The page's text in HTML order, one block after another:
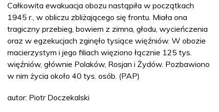
Całkowita ewakuacja obozu nastąpiła w początkach
1945 r., w obliczu zbliżającego się frontu. Miała ona
tragiczny przebieg, bowiem z zimna, głodu, wycieńczenia
oraz w egzekucjach zginęło tysiące więźniów. W obozie
macierzystym i jego filiach więziono łącznie 125 tys.
więźniów, głównie Polaków, Rosjan i Żydów. Pozbawiono
w nim życia około 40 tys. osób. (PAP)
autor: Piotr Doczekalski